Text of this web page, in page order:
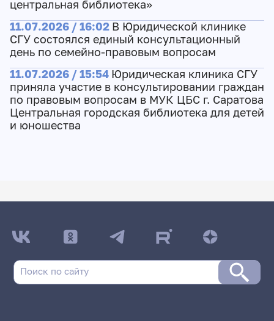
центральная библиотека»
11.07.2026 / 16:02 В Юридической клинике
СГУ состоялся единый консультационный
день по семейно-правовым вопросам
11.07.2026 / 15:54 Юридическая клиника СГУ
приняла участие в консультировании граждан
по правовым вопросам в МУК ЦБС г. Саратова
Центральная городская библиотека для детей
и юношества